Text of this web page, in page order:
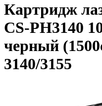
Картридж
CS-PH3140
черный
3140/3155